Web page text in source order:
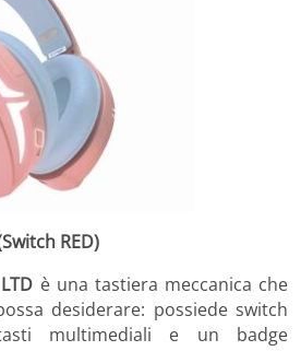
RED)
è una tastiera meccanica che
desiderare: possiede switch
multimediali e un badge